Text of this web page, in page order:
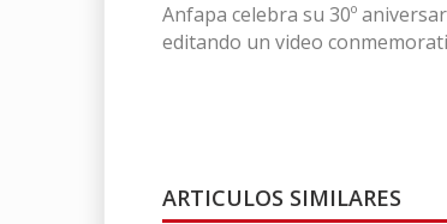
Anfapa celebra su 30º
editando un video
ARTICULOS SIMILARES